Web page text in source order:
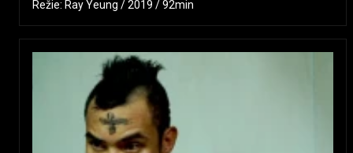
Režie: Ray Yeung / 2019 / 92min